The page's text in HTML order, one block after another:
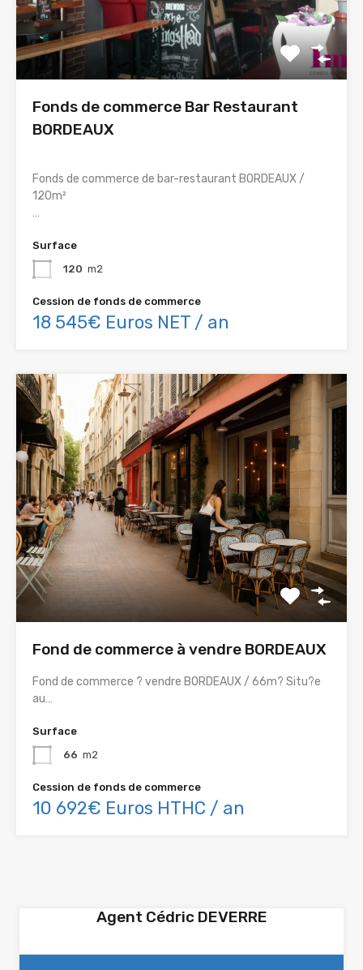
Fonds de commerce Bar Restaurant
BORDEAUX
Fonds de commerce de bar-restaurant BORDEAUX /
120m²
…
Surface
120 m2
Cession de fonds de commerce
18 545€ Euros NET / an
Fond de commerce à vendre BORDEAUX
Fond de commerce ? vendre BORDEAUX / 66m? Situ?e
au…
Surface
66 m2
Cession de fonds de commerce
10 692€ Euros HTHC / an
Agent Cédric DEVERRE